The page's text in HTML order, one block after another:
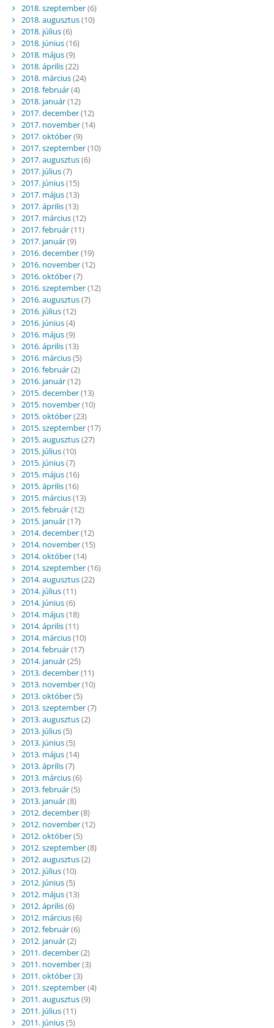
2018. szeptember(6)
2018. augusztus(10)
2018. július(6)
2018. június(16)
2018. május(9)
2018. április(22)
2018. március(24)
2018. február(4)
2018. január(12)
2017. december(12)
2017. november(14)
2017. október(9)
2017. szeptember(10)
2017. augusztus(6)
2017. július(7)
2017. június(15)
2017. május(13)
2017. április(13)
2017. március(12)
2017. február(11)
2017. január(9)
2016. december(19)
2016. november(12)
2016. október(7)
2016. szeptember(12)
2016. augusztus(7)
2016. július(12)
2016. június(4)
2016. május(9)
2016. április(13)
2016. március(5)
2016. február(2)
2016. január(12)
2015. december(13)
2015. november(10)
2015. október(23)
2015. szeptember(17)
2015. augusztus(27)
2015. július(10)
2015. június(7)
2015. május(16)
2015. április(16)
2015. március(13)
2015. február(12)
2015. január(17)
2014. december(12)
2014. november(15)
2014. október(14)
2014. szeptember(16)
2014. augusztus(22)
2014. július(11)
2014. június(6)
2014. május(18)
2014. április(11)
2014. március(10)
2014. február(17)
2014. január(25)
2013. december(11)
2013. november(10)
2013. október(5)
2013. szeptember(7)
2013. augusztus(2)
2013. július(5)
2013. június(5)
2013. május(14)
2013. április(7)
2013. március(6)
2013. február(5)
2013. január(8)
2012. december(8)
2012. november(12)
2012. október(5)
2012. szeptember(8)
2012. augusztus(2)
2012. július(10)
2012. június(5)
2012. május(13)
2012. április(6)
2012. március(6)
2012. február(6)
2012. január(2)
2011. december(2)
2011. november(3)
2011. október(3)
2011. szeptember(4)
2011. augusztus(9)
2011. július(11)
2011. június(5)